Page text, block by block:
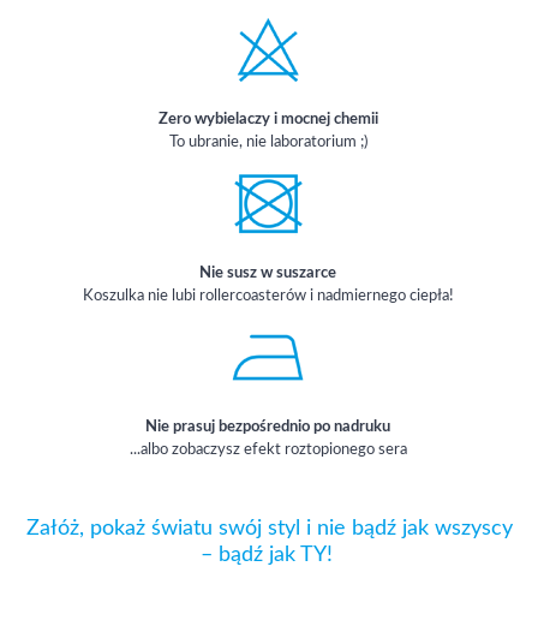
Zero wybielaczy i mocnej chemii
To ubranie, nie laboratorium ;)
Nie susz w suszarce
Koszulka nie lubi rollercoasterów i nadmiernego ciepła!
Nie prasuj bezpośrednio po nadruku
...albo zobaczysz efekt roztopionego sera
Załóż, pokaż światu swój styl i nie bądź jak wszyscy
– bądź jak TY!